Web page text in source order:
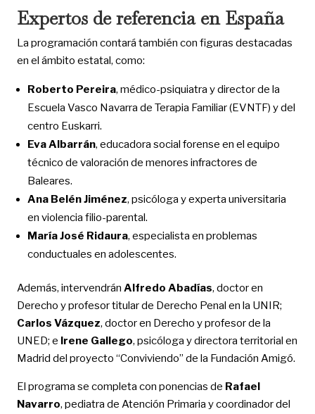
Expertos de referencia en España
La programación contará también con figuras destacadas
en el ámbito estatal, como:
Roberto Pereira, médico-psiquiatra y director de la
Escuela Vasco Navarra de Terapia Familiar (EVNTF) y del
centro Euskarri.
Eva Albarrán, educadora social forense en el equipo
técnico de valoración de menores infractores de
Baleares.
Ana Belén Jiménez, psicóloga y experta universitaria
en violencia filio-parental.
María José Ridaura, especialista en problemas
conductuales en adolescentes.
Además, intervendrán Alfredo Abadías, doctor en
Derecho y profesor titular de Derecho Penal en la UNIR;
Carlos Vázquez, doctor en Derecho y profesor de la
UNED; e Irene Gallego, psicóloga y directora territorial en
Madrid del proyecto “Conviviendo” de la Fundación Amigó.
El programa se completa con ponencias de Rafael
Navarro, pediatra de Atención Primaria y coordinador del